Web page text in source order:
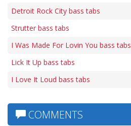
Detroit Rock City bass tabs
Strutter bass tabs
I Was Made For Lovin You bass tabs
Lick It Up bass tabs
I Love It Loud bass tabs
COMMENTS